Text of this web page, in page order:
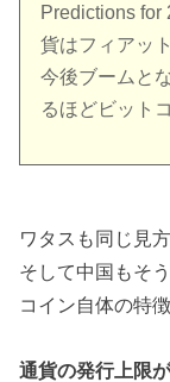
Predictions for
貨はフィアッ
今後ブームと
るほどビット
ワタスも同じ見方
そして中国もそ
コイン自体の特
通貨の発行上限